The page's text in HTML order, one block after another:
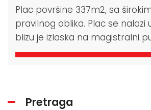
Plac površine 337m2, sa
pravilnog oblika. Plac se nalazi
blizu je izlaska na magistralni
Pretraga